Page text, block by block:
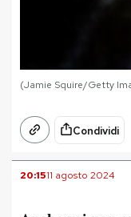
(Jamie Squire/Getty
Condividi
20:1511 agosto 2024